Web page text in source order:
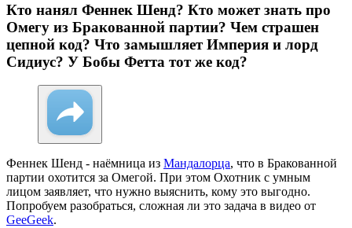
Кто нанял Феннек Шенд? Кто может знать про
Омегу из Бракованной партии? Чем страшен
цепной код? Что замышляет Империя и лорд
Сидиус? У Бобы Фетта тот же код?
Феннек Шенд - наёмница из Мандалорца, что в Бракованной
партии охотится за Омегой. При этом Охотник с умным
лицом заявляет, что нужно выяснить, кому это выгодно.
Попробуем разобраться, сложная ли это задача в видео от
GeeGeek.